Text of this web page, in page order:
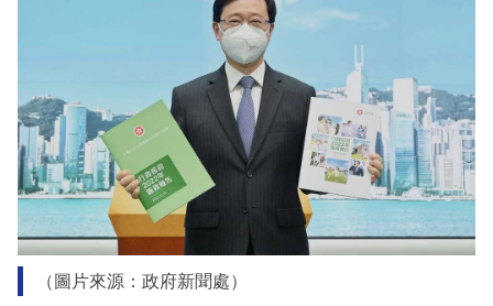
（圖片來源：政府新聞處）